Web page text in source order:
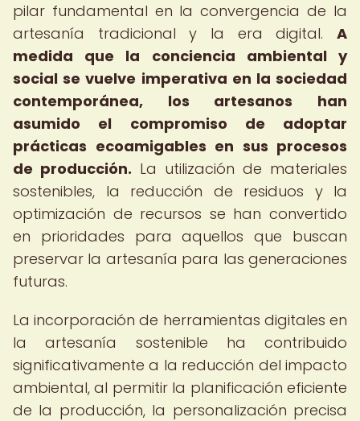
pilar fundamental en la convergencia de la
artesanía tradicional y la era digital. A
medida que la conciencia ambiental y
social se vuelve imperativa en la sociedad
contemporánea, los artesanos han
asumido el compromiso de adoptar
prácticas ecoamigables en sus procesos
de producción. La utilización de materiales
sostenibles, la reducción de residuos y la
optimización de recursos se han convertido
en prioridades para aquellos que buscan
preservar la artesanía para las generaciones
futuras.
La incorporación de herramientas digitales en
la artesanía sostenible ha contribuido
significativamente a la reducción del impacto
ambiental, al permitir la planificación eficiente
de la producción, la personalización precisa